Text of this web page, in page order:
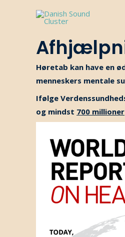
Høretab kan have en
menneskers mentale
Ifølge
og mindst 700 millioner